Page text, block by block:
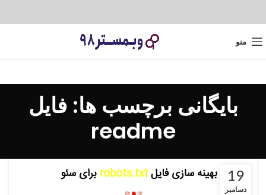
منو
بایگانی برچسب ها: فایل
readme
19
دسامبر